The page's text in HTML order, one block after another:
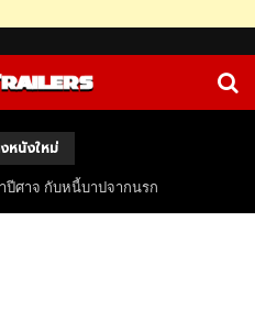
หนังใหม่
ศาจ กับหนี้บาปจากนรก